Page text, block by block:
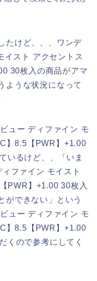
たけど、、、ワンデ
イスト アクセントス
30枚入の商品がアマ
ような状況になって
ュー ディファイン モ
】8.5【PWR】+1.00
いるけど、、「いま
ファイン モイスト
PWR】+1.00 30枚入
ができない」という
ュー ディファイン モ
】8.5【PWR】+1.00
くので参考にしてく